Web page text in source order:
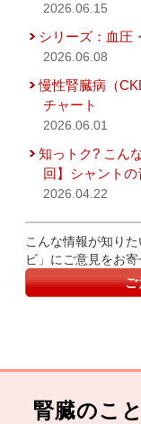
2026.06.15
シリーズ：血圧
2026.06.08
慢性腎臓病（
チャート
2026.06.01
知っトク? こん
回】シャント
2026.04.22
こんな情報が知り
ビ」にご意見をお
腎臓のこ